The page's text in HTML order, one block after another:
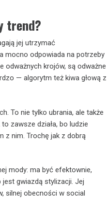
trend?
jej utrzymać
mocno odpowiada na potrzeby
odważnych krojów, są odważne
— algorytm też kiwa głową z
To nie tylko ubrania, ale także
zawsze działa, bo ludzie
z nim. Trochę jak z dobrą
mody: ma być efektownie,
gwiazdą stylizacji. Jej
silnej obecności w social